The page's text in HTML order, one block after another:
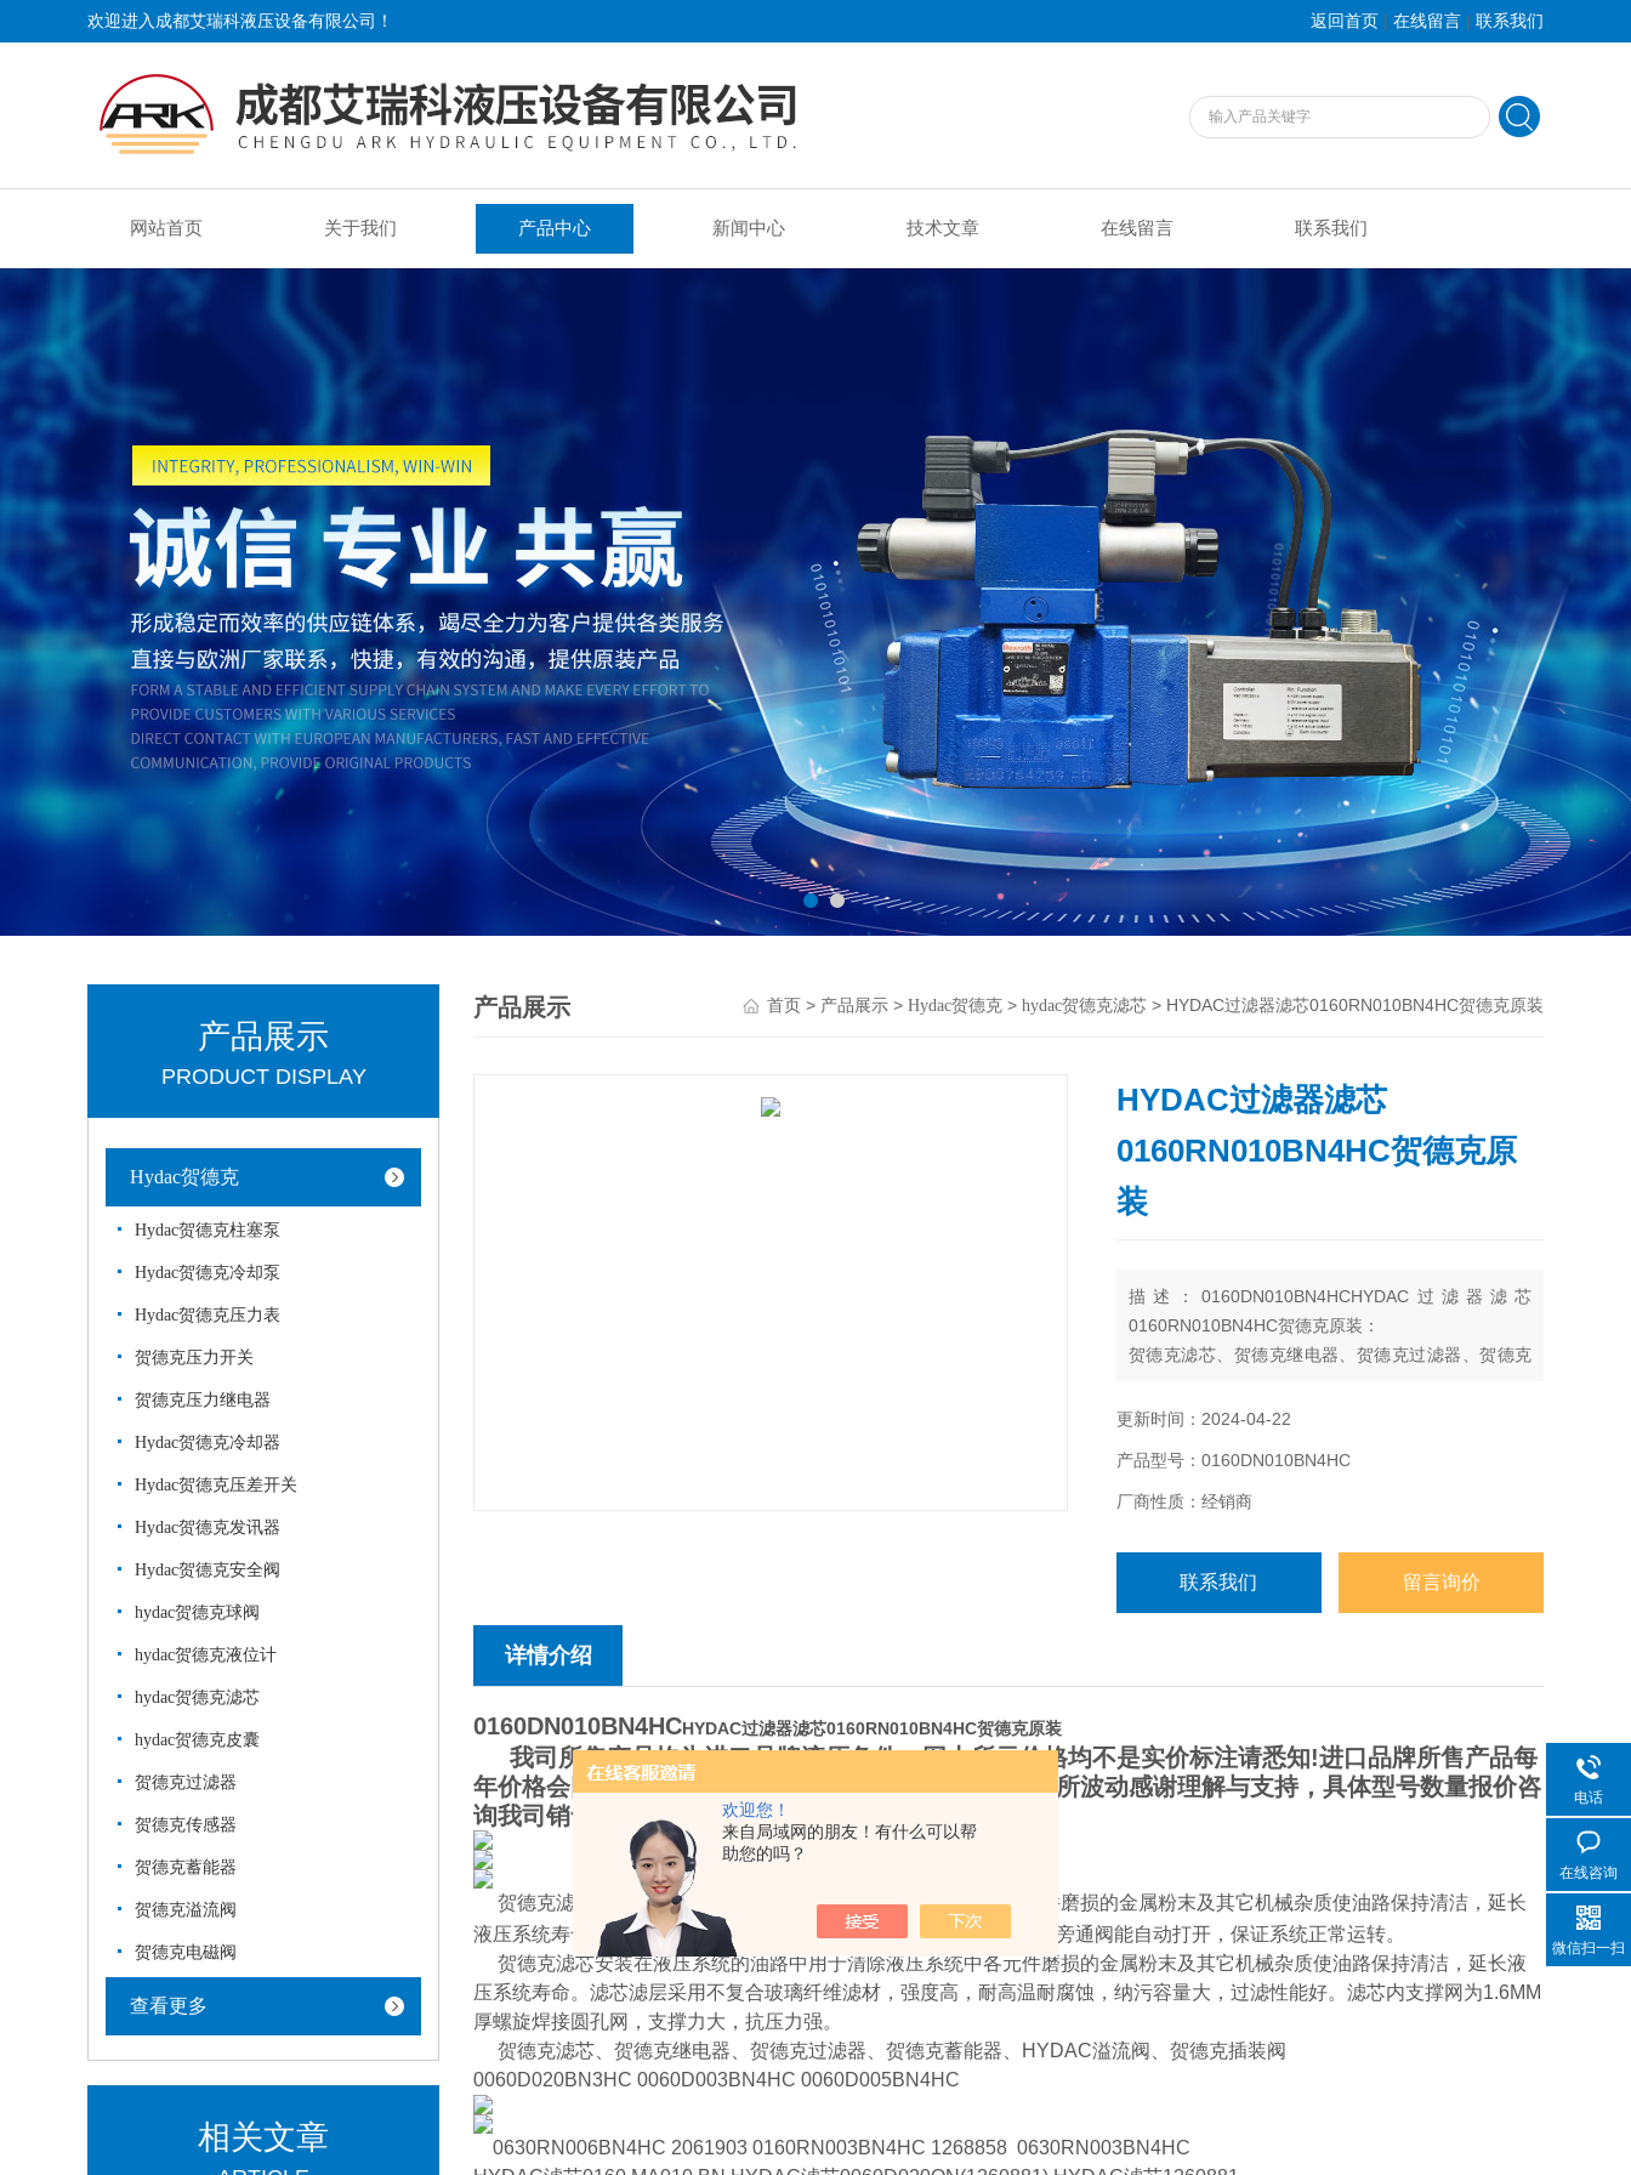
欢迎您！
来自局域网的朋友！有什么可以帮
助您的吗？
欢迎进入成都艾瑞科液压设备有限公司！ 返回首页 | 在线留言 | 联系我们
网站首页 关于我们 产品中心 新闻中心 技术文章 在线留言 联系我们
产品展示
PRODUCT DISPLAY
Hydac贺德克
Hydac贺德克柱塞泵
Hydac贺德克冷却泵
Hydac贺德克压力表
贺德克压力开关
贺德克压力继电器
Hydac贺德克冷却器
Hydac贺德克压差开关
Hydac贺德克发讯器
Hydac贺德克安全阀
hydac贺德克球阀
hydac贺德克液位计
hydac贺德克滤芯
hydac贺德克皮囊
贺德克过滤器
贺德克传感器
贺德克蓄能器
贺德克溢流阀
贺德克电磁阀
查看更多
相关文章
产品展示 首页 > 产品展示 > Hydac贺德克 > hydac贺德克滤芯 > HYDAC过滤器滤芯0160RN010BN4HC贺德克原装
HYDAC过滤器滤芯
0160RN010BN4HC贺德克原
装
描述：0160DN010BN4HCHYDAC过滤器滤芯
0160RN010BN4HC贺德克原装：
贺德克滤芯、贺德克继电器、贺德克过滤器、贺德克
更新时间：2024-04-22
产品型号：0160DN010BN4HC
厂商性质：经销商
联系我们 留言询价
详情介绍
0160DN010BN4HCHYDAC过滤器滤芯0160RN010BN4HC贺德克原装
我司所售产品均为进口品牌液压备件，网上所示价格均不是实价标注请悉知!进口品牌所售产品每
年价格会因不同程度的原材料成本，人工成本，汇率有所波动感谢理解与支持，具体型号数量报价咨
询我司销售经理，以实际价格报价为准。
贺德克滤芯是安装在液压系统的油路中用于清除液压系统中各元件磨损的金属粉末及其它机械杂质使油路保持清洁，延长
液压系统寿命。低压系列滤芯还设有旁通阀，当滤芯未及时更换时，旁通阀能自动打开，保证系统正常运转。
贺德克滤芯安装在液压系统的油路中用于清除液压系统中各元件磨损的金属粉末及其它机械杂质使油路保持清洁，延长液
压系统寿命。滤芯滤层采用不复合玻璃纤维滤材，强度高，耐高温耐腐蚀，纳污容量大，过滤性能好。滤芯内支撑网为1.6MM
厚螺旋焊接圆孔网，支撑力大，抗压力强。
贺德克滤芯、贺德克继电器、贺德克过滤器、贺德克蓄能器、HYDAC溢流阀、贺德克插装阀
0060D020BN3HC 0060D003BN4HC 0060D005BN4HC
0630RN006BN4HC 2061903 0160RN003BN4HC 1268858 0630RN003BN4HC
电话
在线咨询
微信扫一扫